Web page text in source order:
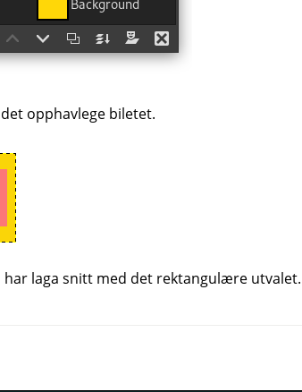
det opphavlege biletet.
har laga snitt med det rektangulære utvalet.